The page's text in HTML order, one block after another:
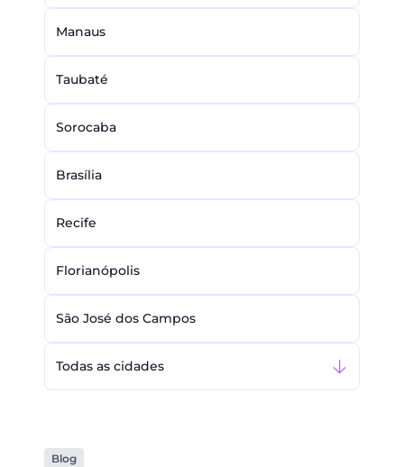
Manaus
Taubaté
Sorocaba
Brasília
Recife
Florianópolis
São José dos Campos
Todas as cidades
Blog